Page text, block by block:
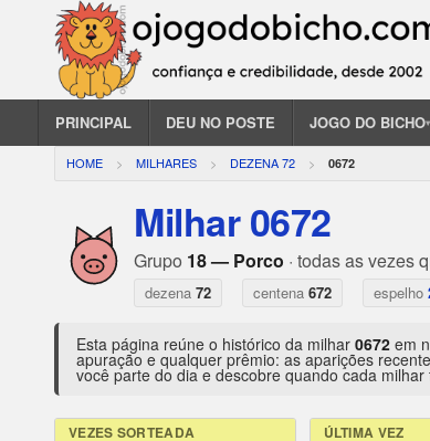
PRINCIPAL DEU NO POSTE JOGO DO BICHO▾
HOME MILHARES DEZENA 72 0672
Milhar 0672
Grupo 18 — Porco · todas as vezes
dezena 72 centena 672 espelho
Esta página reúne o histórico da milhar 0672 em
apuração e qualquer prêmio: as aparições
você parte do dia e descobre quando cada
VEZES SORTEADA ÚLTIMA VEZ